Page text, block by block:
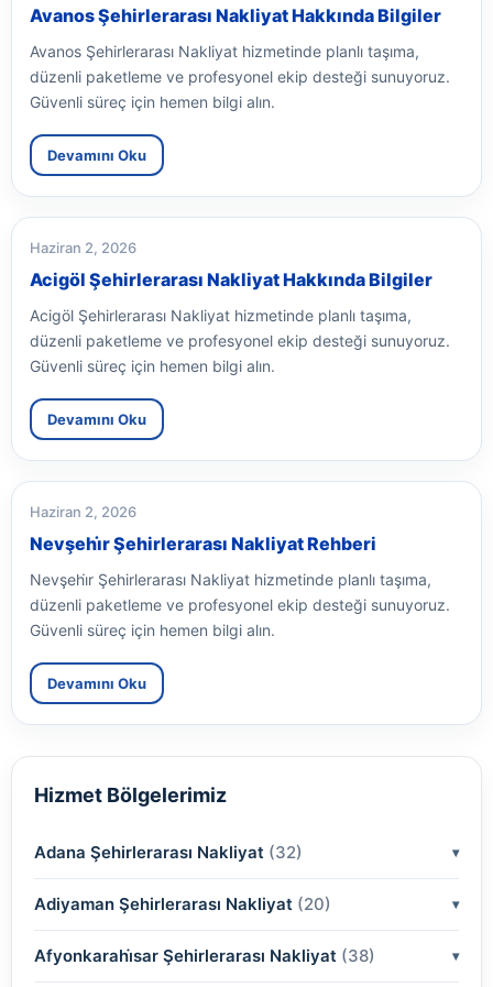
Avanos Şehirlerarası Nakliyat Hakkında Bilgiler
Avanos Şehirlerarası Nakliyat hizmetinde planlı taşıma,
düzenli paketleme ve profesyonel ekip desteği sunuyoruz.
Güvenli süreç için hemen bilgi alın.
Devamını Oku
Haziran 2, 2026
Acigöl Şehirlerarası Nakliyat Hakkında Bilgiler
Acigöl Şehirlerarası Nakliyat hizmetinde planlı taşıma,
düzenli paketleme ve profesyonel ekip desteği sunuyoruz.
Güvenli süreç için hemen bilgi alın.
Devamını Oku
Haziran 2, 2026
Nevşehi̇r Şehirlerarası Nakliyat Rehberi
Nevşehi̇r Şehirlerarası Nakliyat hizmetinde planlı taşıma,
düzenli paketleme ve profesyonel ekip desteği sunuyoruz.
Güvenli süreç için hemen bilgi alın.
Devamını Oku
Hizmet Bölgelerimiz
Adana Şehirlerarası Nakliyat (32)
(2)
(2)
Adiyaman Şehirlerarası Nakliyat (20)
(2)
Afyonkarahi̇sar Şehirlerarası Nakliyat (38)